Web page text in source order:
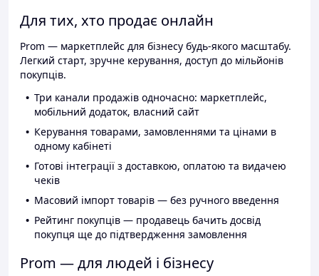
Для тих, хто продає онлайн
Prom — маркетплейс для бізнесу будь-якого масштабу.
Легкий старт, зручне керування, доступ до мільйонів
покупців.
Три канали продажів одночасно: маркетплейс,
мобільний додаток, власний сайт
Керування товарами, замовленнями та цінами в
одному кабінеті
Готові інтеграції з доставкою, оплатою та видачею
чеків
Масовий імпорт товарів — без ручного введення
Рейтинг покупців — продавець бачить досвід
покупця ще до підтвердження замовлення
Prom — для людей і бізнесу